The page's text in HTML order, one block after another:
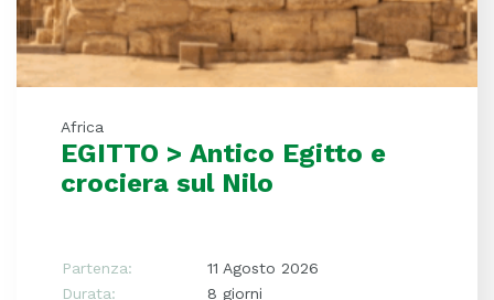
Africa
EGITTO > Antico Egitto e
crociera sul Nilo
Partenza:
11 Agosto 2026
Durata:
8 giorni